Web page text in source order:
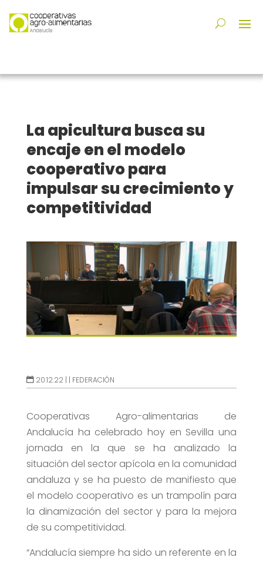
La apicultura busca su
encaje en el modelo
cooperativo para
impulsar su crecimiento y
competitividad
20.12.22 | | FEDERACIÓN
Cooperativas Agro-alimentarias de
Andalucía ha celebrado hoy en Sevilla una
jornada en la que se ha analizado la
situación del sector apícola en la comunidad
andaluza y se ha puesto de manifiesto que
el modelo cooperativo es un trampolín para
la dinamización del sector y para la mejora
de su competitividad.
“Andalucía siempre ha sido un referente en la